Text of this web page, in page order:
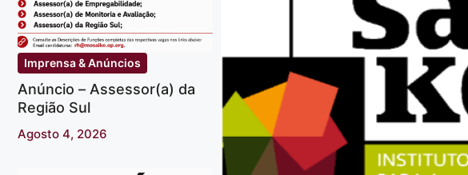
Imprensa & Anúncios
Anúncio – Assessor(a) da
Região Sul
Agosto 4, 2026